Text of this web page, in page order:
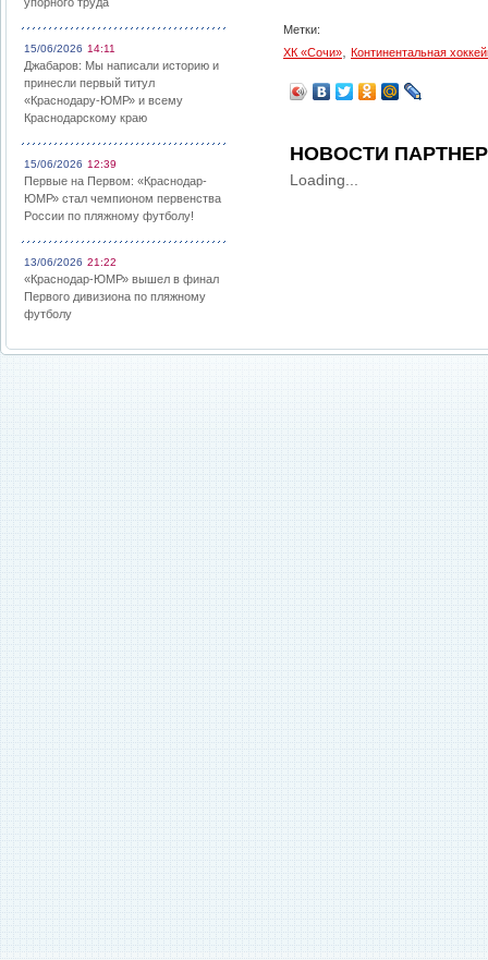
15/06/2026 14:11
Джабаров: Мы написали историю и
принесли первый титул
«Краснодару-ЮМР» и всему
Краснодарскому краю
15/06/2026 12:39
Первые на Первом: «Краснодар-
ЮМР» стал чемпионом первенства
России по пляжному футболу!
13/06/2026 21:22
«Краснодар-ЮМР» вышел в финал
Первого дивизиона по пляжному
футболу
Метки:
ХК «Сочи»
Континентальная
НОВОСТИ
Loading...